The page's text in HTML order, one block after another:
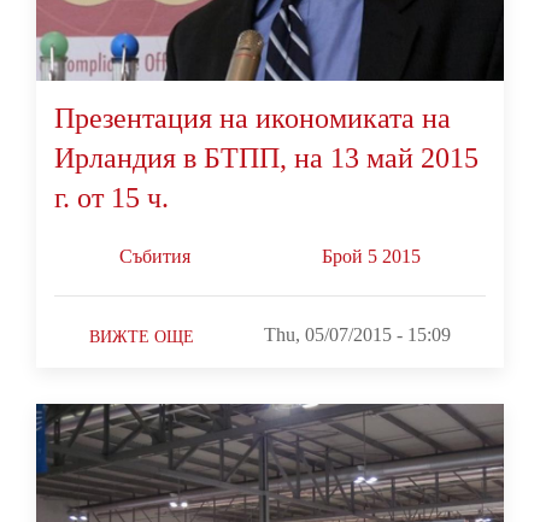
Презентация на икономиката на
Ирландия в БТПП, на 13 май 2015
г. от 15 ч.
Събития Брой 5 2015
ВИЖТЕ ОЩЕ Thu, 05/07/2015 - 15:09